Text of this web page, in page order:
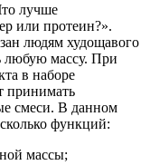
лучше
или протеин?».
людям худощавого
любую массу. При
в наборе
принимать
смеси. В данном
функций:
массы;